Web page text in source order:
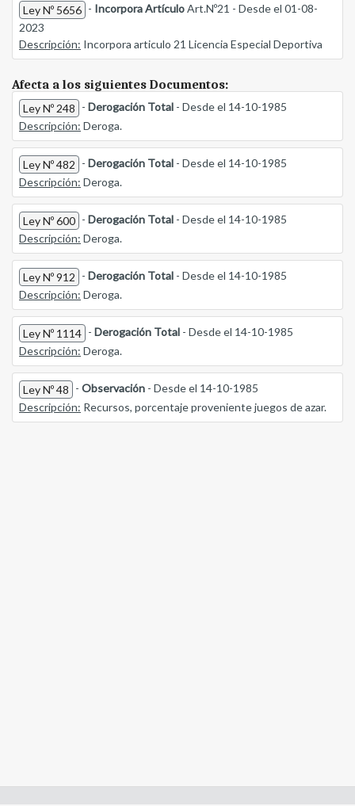
Ley Nº 5656 - Incorpora ArtículoArt.Nº21 - Desde el 01-08-
2023
Descripción: Incorpora articulo 21 Licencia Especial Deportiva
Afecta a los siguientes Documentos:
Ley Nº 248 - Derogación Total - Desde el 14-10-1985
Descripción: Deroga.
Ley Nº 482 - Derogación Total - Desde el 14-10-1985
Descripción: Deroga.
Ley Nº 600 - Derogación Total - Desde el 14-10-1985
Descripción: Deroga.
Ley Nº 912 - Derogación Total - Desde el 14-10-1985
Descripción: Deroga.
Ley Nº 1114 - Derogación Total - Desde el 14-10-1985
Descripción: Deroga.
Ley Nº 48 - Observación - Desde el 14-10-1985
Descripción: Recursos, porcentaje proveniente juegos de azar.